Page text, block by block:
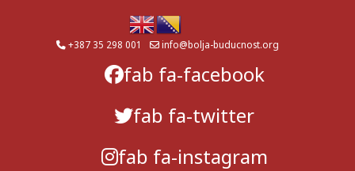
+387 35 298 001 info@bolja-buducnost.org
fab fa-facebook
fab fa-twitter
fab fa-instagram